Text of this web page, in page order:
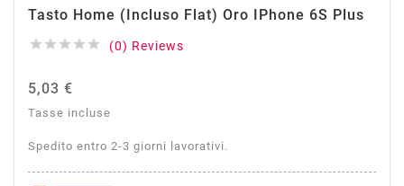
Tasto Home (incluso Flat) Oro IPhone 6S Plus
     (0) Reviews
5,03 €
Tasse incluse
Spedito entro 2-3 giorni lavorativi.